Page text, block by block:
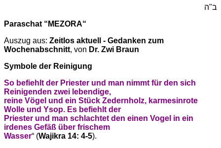
ב"ה
Paraschat “MEZORA“
Auszug aus: Zeitlos aktuell - Gedanken zum
Wochenabschnitt, von Dr. Zwi Braun
Symbole der Reinigung
So befiehlt der Priester und man nimmt für den sich
Reinigenden zwei lebendige,
reine Vögel und ein Stück Zedernholz, karmesinrote
Wolle und Ysop. Es befiehlt der
Priester und man schlachtet den einen Vogel in ein
irdenes Gefäß über frischem
Wasser“ (Wajikra 14: 4-5).